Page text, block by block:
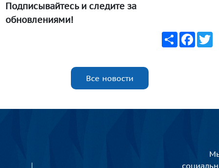
Подписывайтесь и следите за
обновлениями!
Share
Все новости